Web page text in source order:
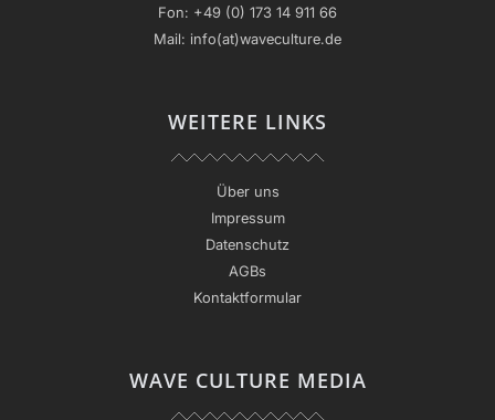
Fon: +49 (0) 173 14 911 66
Mail: info(at)waveculture.de
WEITERE LINKS
Über uns
Impressum
Datenschutz
AGBs
Kontaktformular
WAVE CULTURE MEDIA